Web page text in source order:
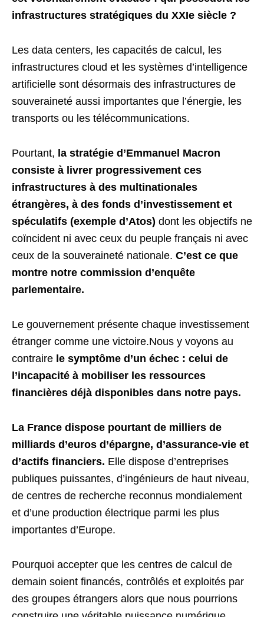
infrastructures stratégiques du XXIe siècle ?
Les data centers, les capacités de calcul, les
infrastructures cloud et les systèmes d’intelligence
artificielle sont désormais des infrastructures de
souveraineté aussi importantes que l’énergie, les
transports ou les télécommunications.
Pourtant, la stratégie d’Emmanuel Macron
consiste à livrer progressivement ces
infrastructures à des multinationales
étrangères, à des fonds d’investissement et
spéculatifs (exemple d’Atos) dont les objectifs ne
coïncident ni avec ceux du peuple français ni avec
ceux de la souveraineté nationale. C’est ce que
montre notre commission d’enquête
parlementaire.
Le gouvernement présente chaque investissement
étranger comme une victoire.Nous y voyons au
contraire le symptôme d’un échec : celui de
l’incapacité à mobiliser les ressources
financières déjà disponibles dans notre pays.
La France dispose pourtant de milliers de
milliards d’euros d’épargne, d’assurance-vie et
d’actifs financiers. Elle dispose d’entreprises
publiques puissantes, d’ingénieurs de haut niveau,
de centres de recherche reconnus mondialement
et d’une production électrique parmi les plus
importantes d’Europe.
Pourquoi accepter que les centres de calcul de
demain soient financés, contrôlés et exploités par
des groupes étrangers alors que nous pourrions